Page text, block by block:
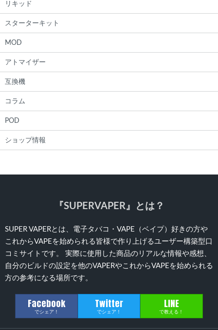
リキッド
スターターキット
MOD
アトマイザー
互換機
コラム
POD
ショップ情報
『SUPERVAPER』とは？
SUPER VAPERとは、電子タバコ・VAPE（ベイプ）好きの方や
これからVAPEを始められる皆様で作り上げるユーザー構築型口
コミサイトです。 実際に使用した商品のリアルな情報や感想、
自分のビルドの設定を他のVAPERやこれからVAPEを始められる
方の参考になる場所です。
Facebook
でシェア！
Twitter
でシェア！
LINE
で教える！